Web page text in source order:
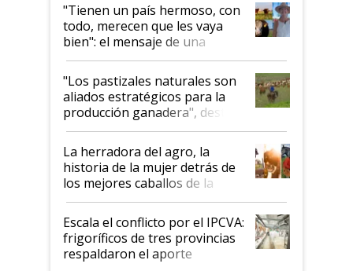
"Tienen un país hermoso, con
todo, merecen que les vaya
bien": el mensaje de una
ganadera uruguaya sobre las
oportunidades que se abren
para el agro en Argentina, con
foco en la carne
"Los pastizales naturales son
aliados estratégicos para la
producción ganadera", destaca
la iniciativa que ya reúne a 46
establecimientos en Argentina
La herradora del agro, la
historia de la mujer detrás de
los mejores caballos de la
Argentina y los mitos que
todavía hacen sufrir a estos
animales: "Mientras me
descalificaban, yo seguí
haciendo currículum"
Escala el conflicto por el IPCVA:
frigoríficos de tres provincias
respaldaron el aporte